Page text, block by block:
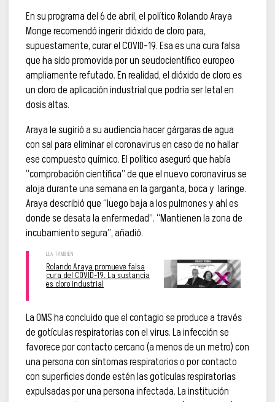
En su programa del 6 de abril, el político Rolando Araya
Monge recomendó ingerir dióxido de cloro para,
supuestamente, curar el COVID-19. Esa es una cura falsa
que ha sido promovida por un seudocientífico europeo
ampliamente refutado. En realidad, el dióxido de cloro es
un cloro de aplicación industrial que podría ser letal en
dosis altas.
Araya le sugirió a su audiencia hacer gárgaras de agua
con sal para eliminar el coronavirus en caso de no hallar
ese compuesto químico. El político aseguró que había
“comprobación científica” de que el nuevo coronavirus se
aloja durante una semana en la garganta, boca y laringe.
Araya describió que “luego baja a los pulmones y ahí es
donde se desata la enfermedad”. “Mantienen la zona de
incubamiento segura”, añadió.
Rolando Araya promueve falsa
cura del COVID-19. La sustancia
es cloro industrial
La OMS ha concluido que el contagio se produce a través
de gotículas respiratorias con el virus. La infección se
favorece por contacto cercano (a menos de un metro) con
una persona con síntomas respiratorios o por contacto
con superficies donde estén las gotículas respiratorias
expulsadas por una persona infectada. La institución